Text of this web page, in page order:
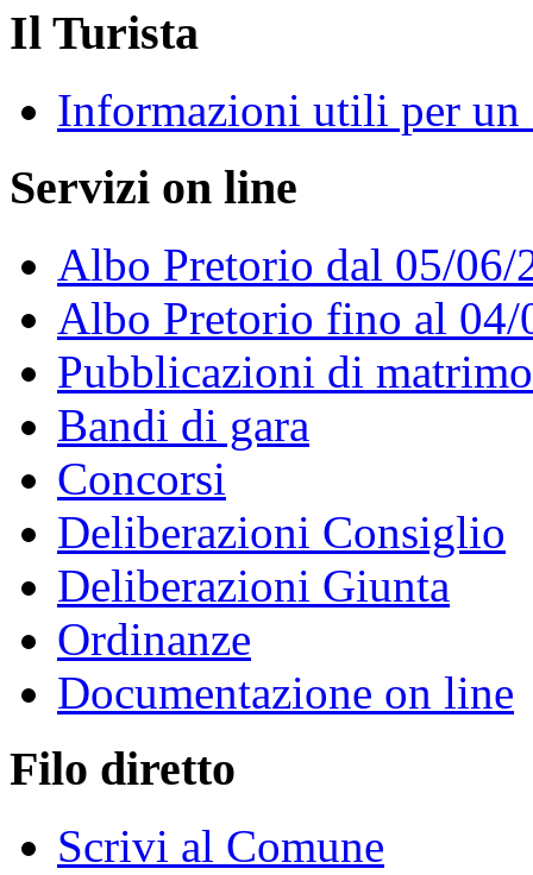
Il Turista
Informazioni utili per un
Servizi on line
Albo Pretorio dal 05/06/
Albo Pretorio fino al 04/
Pubblicazioni di
Bandi di gara
Concorsi
Deliberazioni Consiglio
Deliberazioni Giunta
Ordinanze
Documentazione on line
Filo diretto
Scrivi al Comune